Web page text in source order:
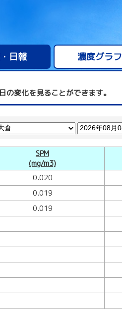
日報 濃度グラフ
変化を見ることができます。
SPM
(mg/m3)
0.020
0.019
0.019